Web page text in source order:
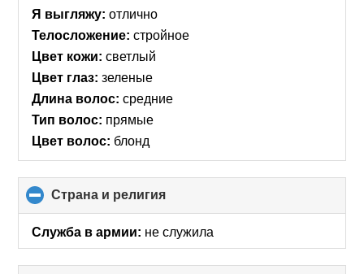
Я выгляжу: отлично
Телосложение: стройное
Цвет кожи: светлый
Цвет глаз: зеленые
Длина волос: средние
Тип волос: прямые
Цвет волос: блонд
Страна и религия
to
collapse
contents
Служба в армии: не служила